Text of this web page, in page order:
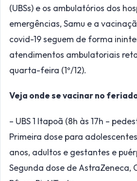
(UBSs) e os ambulatórios dos
emergências, Samu e a
covid-19 seguem de forma
atendimentos ambulatoriais
quarta-feira (1º/12).
Veja onde se vacinar no
– UBS 1 Itapoã (8h às 17h –
Primeira dose para
anos, adultos e gestantes e
Segunda dose de AstraZeneca,